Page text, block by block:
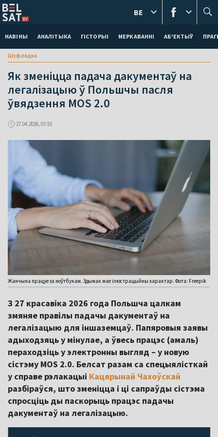
НАВІНЫ АНАЛІТЫКА ГІСТОРЫІ МЕРКАВАННI АБ'ЕКТЫЎ
BE
Шуфлядка
Як зменіцца падача дакументаў на
легалізацыю ў Польшчы пасля
ўвядзення MOS 2.0
27.04.2026, 07:55
Жанчына працуе за ноўтбукам. Здымак мае ілюстрацыйны характар. Фота: Freepik
З 27 красавіка 2026 года Польшча цалкам
змяняе правілы падачы дакументаў на
легалізацыю для іншаземцаў. Папяровыя заявы
адыходзяць у мінулае, а ўвесь працэс (амаль)
пераходзіць у электронны выгляд – у новую
сістэму MOS 2.0. Белсат разам са спецыялісткай
у справе рэлакацыі Кацярынай Чахоўскай
разбіраўся, што зменіцца і ці сапраўды сістэма
спросціць ды паскорыць працэс падачы
дакументаў на легалізацыю.